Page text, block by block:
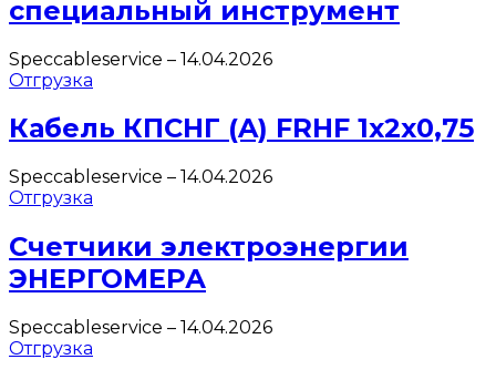
специальный инструмент
Speccableservice – 14.04.2026
Отгрузка
Кабель КПСНГ (A) FRHF 1х2х0,75
Speccableservice – 14.04.2026
Отгрузка
Счетчики электроэнергии
ЭНЕРГОМЕРА
Speccableservice – 14.04.2026
Отгрузка